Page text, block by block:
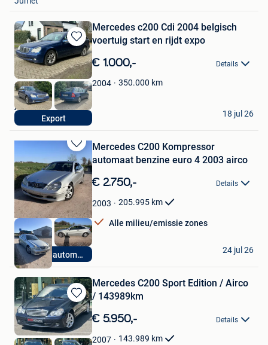
Bewaren
in
Mijn
Favorieten
Export
Mercedes c200 Cdi 2004 belgisch
voertuig start en rijdt expo
€ 1.000,- Details
2004 350.000 km
Aʙ-Gᴇᴇʟ
Olen
18 jul 26
Bewaren
in
Mijn
Favorieten
Benzine automaat
Mercedes C200 Kompressor
automaat benzine euro 4 2003 airco
€ 2.750,- Details
2003 205.995 km
Alle milieu/emissie zones
M.K. Cars
Boutersem
24 jul 26
Bewaren
in
Mijn
Favorieten
Mercedes C200 Sport Edition / Airco
/ 143989km
€ 5.950,- Details
2007 143.989 km